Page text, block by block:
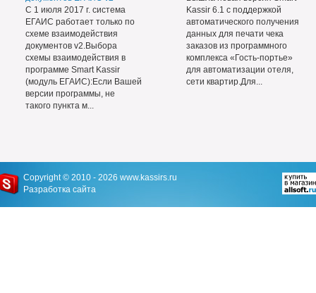
С 1 июля 2017 г. система
ЕГАИС работает только по
схеме взаимодействия
документов v2.Выбора
схемы взаимодействия в
программе Smart Kassir
(модуль ЕГАИС):Если Вашей
версии программы, не
такого пункта м...
Kassir 6.1 с поддержкой
автоматического получения
данных для печати чека
заказов из программного
комплекса «Гость-портье»
для автоматизации отеля,
сети квартир.Для...
Copyright © 2010 - 2026 www.kassirs.ru
Разработка сайта